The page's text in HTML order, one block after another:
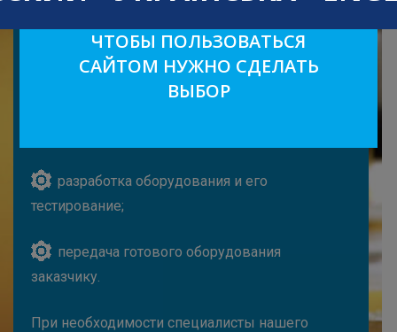
обсуждение с заказчиком всех аспектов;
создание проекта;
разработка оборудования и его
тестирование;
передача готового оборудования
заказчику.
При необходимости специалисты нашего
ЧТОБЫ ПОЛЬЗОВАТЬСЯ
САЙТОМ НУЖНО СДЕЛАТЬ
ВЫБОР